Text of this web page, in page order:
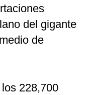
del gigante
de
228,700